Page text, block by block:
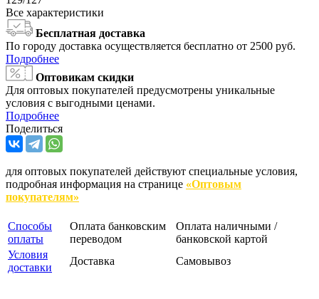
Все характеристики
Бесплатная доставка
По городу доставка осуществляется бесплатно от 2500 руб.
Подробнее
Оптовикам скидки
Для оптовых покупателей предусмотрены уникальные
условия с выгодными ценами.
Подробнее
Поделиться
для оптовых покупателей действуют специальные условия,
подробная информация на странице «Оптовым
покупателям»
Способы
оплаты
Оплата банковским
переводом
Оплата наличными /
банковской картой
Условия
доставки
Доставка Самовывоз